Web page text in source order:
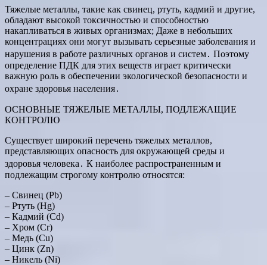
Тяжелые металлы, такие как свинец, ртуть, кадмий и другие,
обладают высокой токсичностью и способностью
накапливаться в живых организмах; Даже в небольших
концентрациях они могут вызывать серьезные заболевания и
нарушения в работе различных органов и систем․ Поэтому
определение ПДК для этих веществ играет критически
важную роль в обеспечении экологической безопасности и
охране здоровья населения․
ОСНОВНЫЕ ТЯЖЕЛЫЕ МЕТАЛЛЫ, ПОДЛЕЖАЩИЕ
КОНТРОЛЮ
Существует широкий перечень тяжелых металлов,
представляющих опасность для окружающей среды и
здоровья человека․ К наиболее распространенным и
подлежащим строгому контролю относятся:
– Свинец (Pb)
– Ртуть (Hg)
– Кадмий (Cd)
– Хром (Cr)
– Медь (Cu)
– Цинк (Zn)
– Никель (Ni)